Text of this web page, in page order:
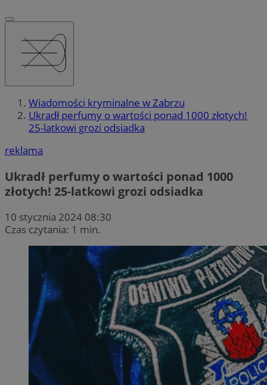
Wiadomości kryminalne w Zabrzu
Ukradł perfumy o wartości ponad 1000 złotych!
25-latkowi grozi odsiadka
reklama
Ukradł perfumy o wartości ponad 1000
złotych! 25-latkowi grozi odsiadka
10 stycznia 2024 08:30
Czas czytania: 1 min.